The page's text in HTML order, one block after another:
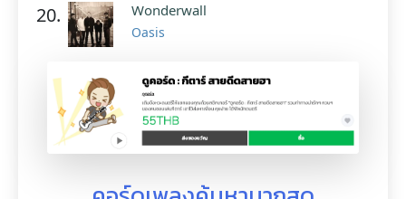
20. Wonderwall
Oasis